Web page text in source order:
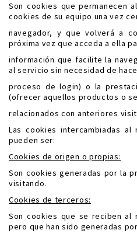
Son cookies que permanecen
cookies de su equipo una vez
navegador, y que volverá a
próxima vez que acceda a ella
información que facilite la
al servicio sin necesidad de
proceso de login) o la
(ofrecer aquellos productos o
relacionados con anteriores
Las cookies intercambiadas al
pueden ser:
Cookies de origen o propias:
Son cookies generadas por la
visitando.
Cookies de terceros:
Son cookies que se reciben al
pero que han sido generadas